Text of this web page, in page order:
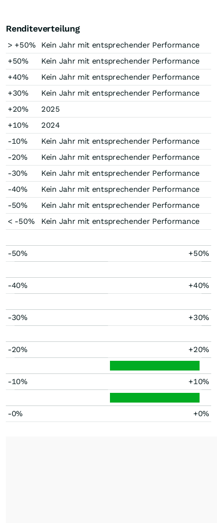
Renditeverteilung
> +50%
Kein Jahr mit entsprechender Performance
+50%
Kein Jahr mit entsprechender Performance
+40%
Kein Jahr mit entsprechender Performance
+30%
Kein Jahr mit entsprechender Performance
+20%
2025
+10%
2024
-10%
Kein Jahr mit entsprechender Performance
-20%
Kein Jahr mit entsprechender Performance
-30%
Kein Jahr mit entsprechender Performance
-40%
Kein Jahr mit entsprechender Performance
-50%
Kein Jahr mit entsprechender Performance
< -50%
Kein Jahr mit entsprechender Performance
-50% +50%
-40% +40%
-30% +30%
-20% +20%
-10% +10%
-0% +0%